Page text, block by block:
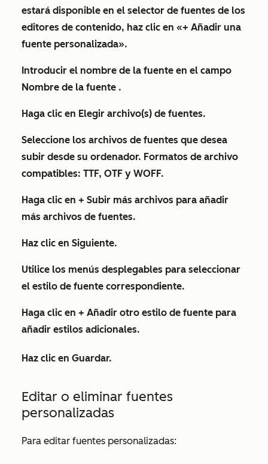
estará disponible en el selector de fuentes de los
editores de contenido, haz clic en «+ Añadir una
fuente personalizada».
Introducir el nombre de la fuente en el campo
Nombre de la fuente .
Haga clic en Elegir archivo(s) de fuentes.
Seleccione los archivos de fuentes que desea
subir desde su ordenador. Formatos de archivo
compatibles: TTF, OTF y WOFF.
Haga clic en + Subir más archivos para añadir
más archivos de fuentes.
Haz clic en Siguiente.
Utilice los menús desplegables para seleccionar
el estilo de fuente correspondiente.
Haga clic en + Añadir otro estilo de fuente para
añadir estilos adicionales.
Haz clic en Guardar.
Editar o eliminar fuentes
personalizadas
Para editar fuentes personalizadas: